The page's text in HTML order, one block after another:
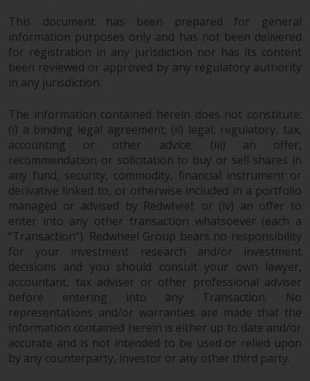
der Schweiz ist die Helvetische
Bank AG, Seefeldstrasse 215, CH-
8008 Zürich. Der
Verkaufsprospekt oder ein
gleichwertiges Dokument der von
Redwheel verwalteten Fonds, die
Gründungsdokumente, die
Jahresberichte und, sofern von
den jeweiligen von Redwheel
verwalteten Fonds erstellt, die
Halbjahresberichte und/oder das
Basisinformationsblatt (PRIIPs
KID) sind kostenlos erhältlich vom
Vertreter in der Schweiz. In Bezug
auf die qualifizierten Anlegern in
der Schweiz angebotenen Aktien
ist der Erfüllungsort der
eingetragene Sitz des Schweizer
Vertreters. Gerichtsstand ist am
Sitz des Schweizer Vertreters
oder am Sitz oder Wohnsitz des
This document has been prepared for general
information purposes only and has not been delivered
for registration in any jurisdiction nor has its content
been reviewed or approved by any regulatory authority
in any jurisdiction.
The information contained herein does not constitute:
(i) a binding legal agreement; (ii) legal, regulatory, tax,
accounting or other advice; (iii) an offer,
recommendation or solicitation to buy or sell shares in
any fund, security, commodity, financial instrument or
derivative linked to, or otherwise included in a portfolio
managed or advised by Redwheel; or (iv) an offer to
enter into any other transaction whatsoever (each a
“Transaction”). Redwheel Group bears no responsibility
for your investment research and/or investment
decisions and you should consult your own lawyer,
accountant, tax adviser or other professional adviser
before entering into any Transaction. No
representations and/or warranties are made that the
information contained herein is either up to date and/or
accurate and is not intended to be used or relied upon
by any counterparty, investor or any other third party.